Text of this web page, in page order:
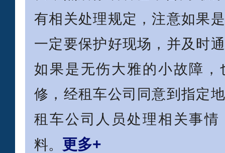
有相关处理规定，注意如果
一定要保护好现场，并及时
如果是无伤大雅的小故障，
修，经租车公司同意到指定
租车公司人员处理相关事情
料。 更多+